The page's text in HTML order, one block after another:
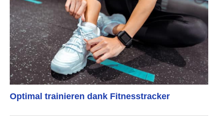
Optimal trainieren dank Fitnesstracker